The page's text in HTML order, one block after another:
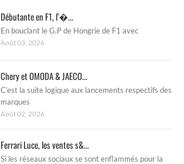
Débutante en F1, l’�...
En bouclant le G.P de Hongrie de F1 avec
Août 03, 2026
Chery et OMODA & JAECO...
C’est la suite logique aux lancements respectifs des
marques
Août 02, 2026
Ferrari Luce, les ventes s&...
Si les réseaux sociaux se sont enflammés pour la